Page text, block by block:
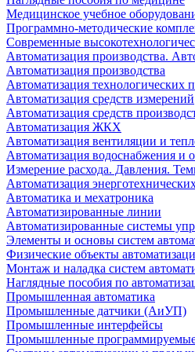
Медицинское учебное
Программно-методические
Современные
Автоматизация производства.
Автоматизация производства
Автоматизация технологических
Автоматизация средств измерений
Автоматизация средств
Автоматизация ЖКХ
Автоматизация вентиляции и
Автоматизация водоснабжения и
Измерение расхода. Давления.
Автоматизация
Автоматика и мехатроника
Автоматизированные линии
Автоматизированные системы
Элементы и основы систем
Физические объекты
Монтаж и наладка систем
Наглядные пособия по
Промышленная автоматика
Промышленные датчики (АиУП)
Промышленные интерфейсы
Промышленные